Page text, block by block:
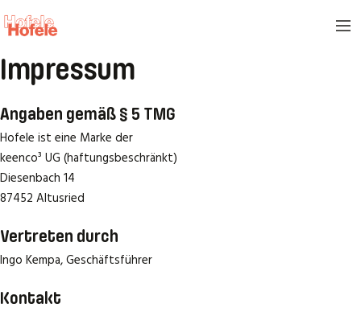
Impressum
Angaben gemäß § 5 TMG
Hofele ist eine Marke der
keenco³ UG (haftungsbeschränkt)
Diesenbach 14
87452 Altusried
Vertreten durch
Ingo Kempa, Geschäftsführer
Kontakt